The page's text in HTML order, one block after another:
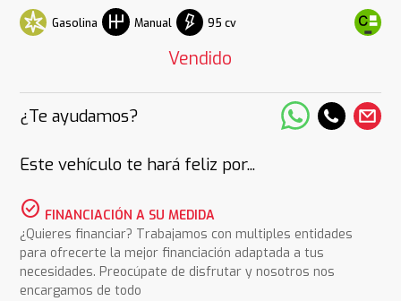
Gasolina Manual 95 cv
Vendido
¿Te ayudamos?
Este vehículo te hará feliz por...
check_circle FINANCIACIÓN A SU MEDIDA
¿Quieres financiar? Trabajamos con multiples entidades
para ofrecerte la mejor financiación adaptada a tus
necesidades. Preocúpate de disfrutar y nosotros nos
encargamos de todo